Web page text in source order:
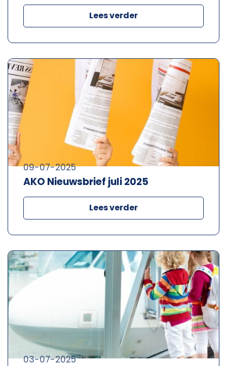
Lees verder
AKO Nieuwsbrief juli 2025
09-07-2025
Lees verder
03-07-2025